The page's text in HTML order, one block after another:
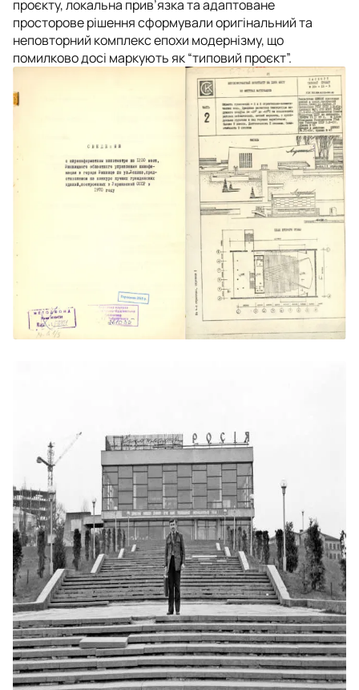
проєкту, локальна прив’язка та адаптоване
просторове рішення сформували оригінальний та
неповторний комплекс епохи модернізму, що
помилково досі маркують як “типовий проєкт”.